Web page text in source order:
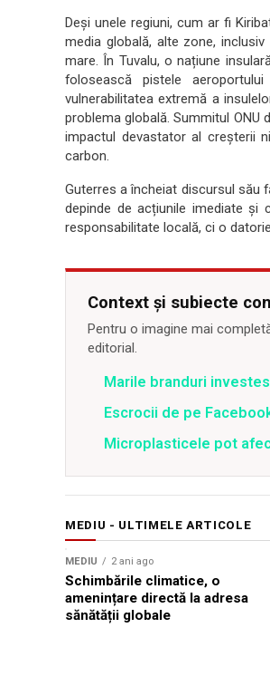
Deși unele regiuni, cum ar fi
media globală, alte zone,
mare. În Tuvalu, o națiune
folosească pistele
vulnerabilitatea extremă a
problema globală. Summitul ONU
impactul devastator al creșterii
carbon.
Guterres a încheiat discursul său
depinde de acțiunile imediate și
responsabilitate locală, ci o
Context și subiecte
Pentru o imagine mai
editorial.
Marile branduri
Escrocii de pe
Microplasticele pot
MEDIU - ULTIMELE ARTICOLE
MEDIU 2 ani ago
Schimbările climatice, o
amenințare directă la adresa
sănătății globale